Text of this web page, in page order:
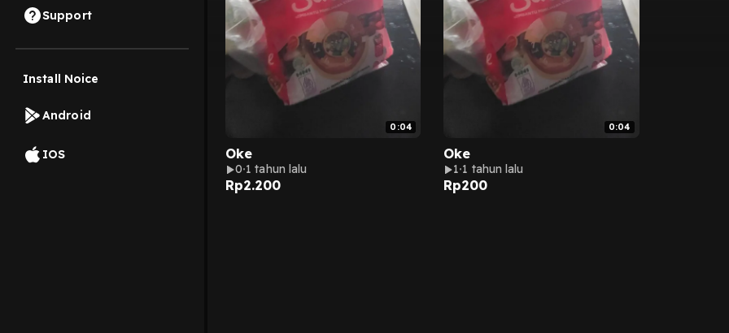
Support
Install Noice
Android
IOS
0:04
Oke
0 1 tahun lalu
Rp2.200
0:04
Oke
1 1 tahun lalu
Rp200